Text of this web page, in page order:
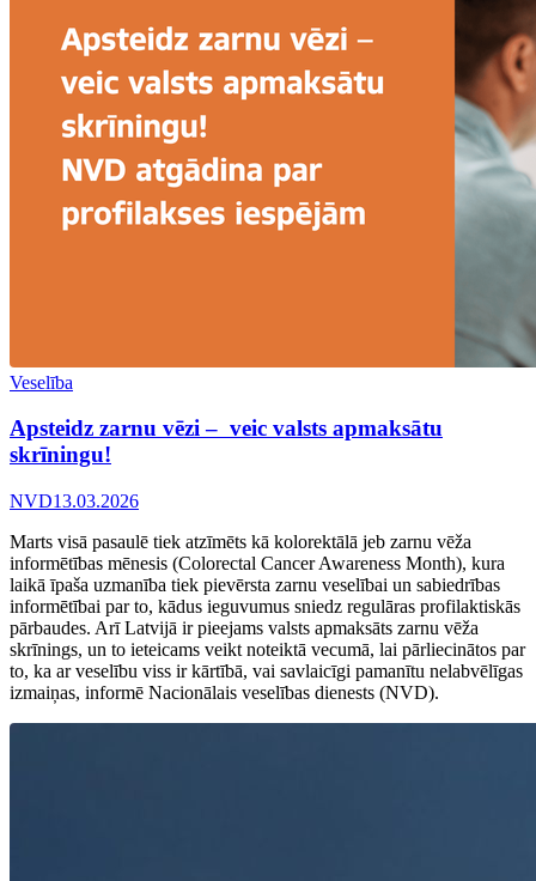
Veselība
Apsteidz zarnu vēzi – veic valsts apmaksātu
skrīningu!
NVD13.03.2026
Marts visā pasaulē tiek atzīmēts kā kolorektālā jeb zarnu vēža
informētības mēnesis (Colorectal Cancer Awareness Month), kura
laikā īpaša uzmanība tiek pievērsta zarnu veselībai un sabiedrības
informētībai par to, kādus ieguvumus sniedz regulāras profilaktiskās
pārbaudes. Arī Latvijā ir pieejams valsts apmaksāts zarnu vēža
skrīnings, un to ieteicams veikt noteiktā vecumā, lai pārliecinātos par
to, ka ar veselību viss ir kārtībā, vai savlaicīgi pamanītu nelabvēlīgas
izmaiņas, informē Nacionālais veselības dienests (NVD).